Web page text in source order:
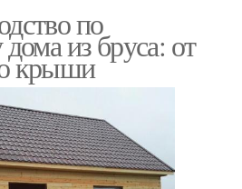
по
дома из бруса: от
крыши